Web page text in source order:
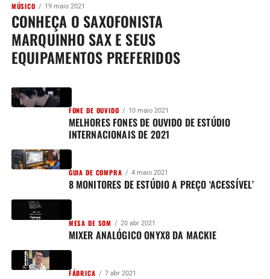
MÚSICO 19 maio 2021
CONHEÇA O SAXOFONISTA
MARQUINHO SAX E SEUS
EQUIPAMENTOS PREFERIDOS
FONE DE OUVIDO 10 maio 2021
MELHORES FONES DE OUVIDO DE ESTÚDIO
INTERNACIONAIS DE 2021
GUIA DE COMPRA 4 maio 2021
8 MONITORES DE ESTÚDIO A PREÇO ‘ACESSÍVEL’
MESA DE SOM 20 abr 2021
MIXER ANALÓGICO ONYX8 DA MACKIE
FÁBRICA 7 abr 2021